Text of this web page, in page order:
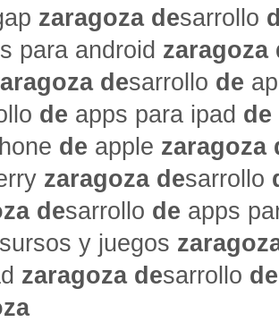
zaragoza desarrollo
para android zaragoza
desarrollo de
de apps para ipad de
de apple zaragoza
zaragoza desarrollo
desarrollo de apps
y juegos
zaragoza desarrollo de